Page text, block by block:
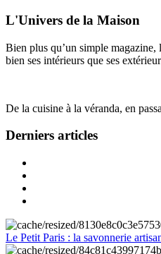
L'Univers de la Maison
Bien plus qu’un simple
bien ses intérieurs que ses
De la cuisine à la véranda, en
Derniers articles
Le Petit Paris : la savonnerie